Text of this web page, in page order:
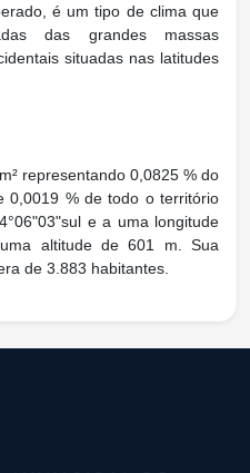
é um tipo de clima que
das grandes massas
situadas nas latitudes
representando 0,0825 % do
% de todo o território
e a uma longitude
altitude de 601 m. Sua
de 3.883 habitantes.